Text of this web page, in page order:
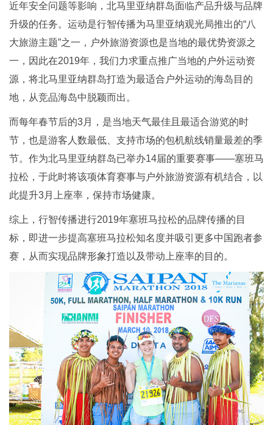
近年安全问题等影响，北马里亚纳群岛面临产品升级与品牌
升级的任务。运动是行智传播为马里亚纳观光局推出的“八
大旅游主题”之一，户外旅游资源也是当地的最优势资源之
一，因此在2019年，我们力求重点推广当地的户外运动资
源，将北马里亚纳群岛打造为最适合户外运动的海岛目的
地，从竞品海岛中脱颖而出。
而每年春节后的3月，是当地天气最佳且最适合游览的时
节，也是游客人数最低、支持市场的包机航线销量最差的季
节。作为北马里亚纳群岛已举办14届的重要赛事——塞班马
拉松，于此时将该项体育赛事与户外旅游资源有机结合，以
此提升3月上座率，保持市场健康。
综上，行智传播进行2019年塞班马拉松的品牌传播的目
标，即进一步提高塞班马拉松知名度并吸引更多中国跑者参
赛，从而实现品牌形象打造以及带动上座率的目的。